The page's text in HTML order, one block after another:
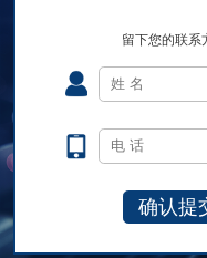
留下您的联系